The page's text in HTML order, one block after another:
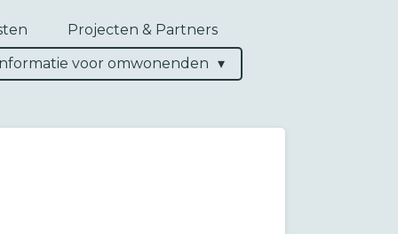
Projecten & Partners
voor omwonenden